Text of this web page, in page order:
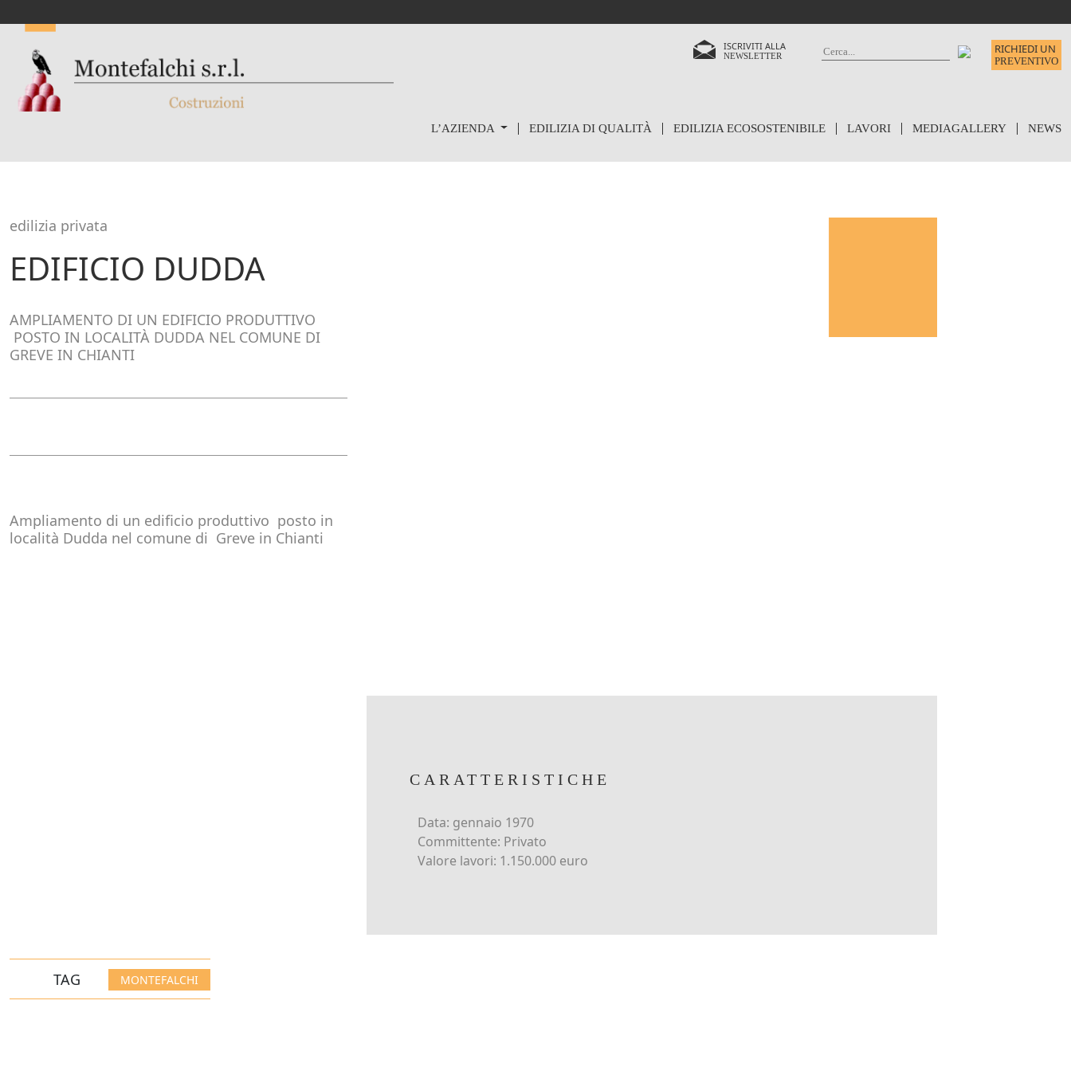
RICHIEDI UN
PREVENTIVO
ISCRIVITI ALLA
NEWSLETTER
L’AZIENDA EDILIZIA DI QUALITÀ EDILIZIA ECOSOSTENIBILE LAVORI MEDIAGALLERY NEWS
edilizia privata
EDIFICIO DUDDA
AMPLIAMENTO DI UN EDIFICIO PRODUTTIVO
POSTO IN LOCALITÀ DUDDA NEL COMUNE DI
GREVE IN CHIANTI
Ampliamento di un edificio produttivo posto in
località Dudda nel comune di Greve in Chianti
CARATTERISTICHE
Data: gennaio 1970
Committente: Privato
Valore lavori: 1.150.000 euro
TAG MONTEFALCHI